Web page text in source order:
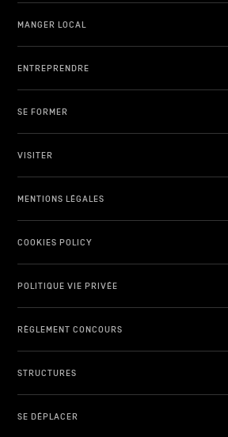
MANGER LOCAL
ENTREPRENDRE
SE FORMER
VISITER
MENTIONS LÉGALES
COOKIES POLICY
POLITIQUE VIE PRIVÉE
RÈGLEMENT CONCOURS
STRUCTURES
SE DÉPLACER